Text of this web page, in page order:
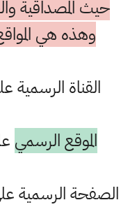
حيث المصداقية
وهذه هي
القناة الرسمية
الموقع الرسمي
الصفحة الرسمية